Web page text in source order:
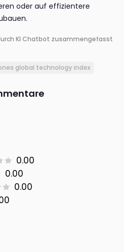
oder auf effizientere
KI Chatbot zusammengefasst
global technology index
0.00
0.00
0.00